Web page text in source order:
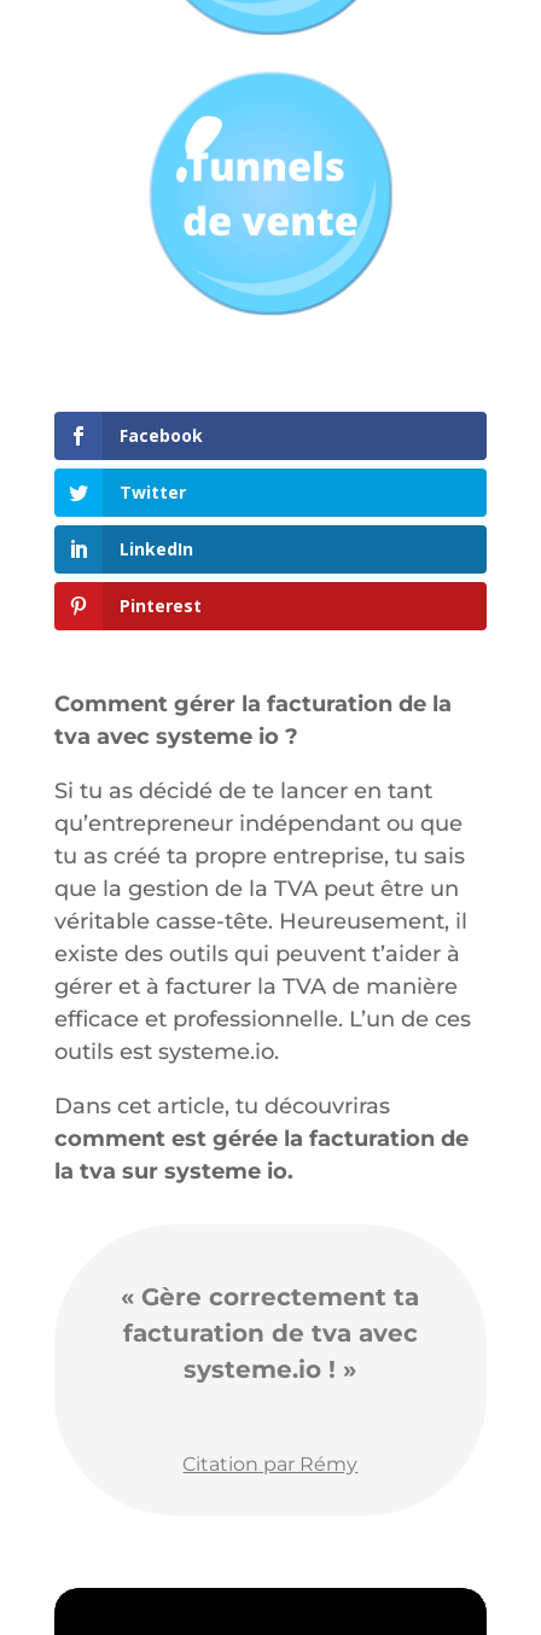
Facebook
Twitter
LinkedIn
Pinterest
Comment gérer la facturation de la
tva avec systeme io ?
Si tu as décidé de te lancer en tant
qu’entrepreneur indépendant ou que
tu as créé ta propre entreprise, tu sais
que la gestion de la TVA peut être un
véritable casse-tête. Heureusement, il
existe des outils qui peuvent t’aider à
gérer et à facturer la TVA de manière
efficace et professionnelle. L’un de ces
outils est systeme.io.
Dans cet article, tu découvriras
comment est gérée la facturation de
la tva sur systeme io.
« Gère correctement ta
facturation de tva avec
systeme.io ! »
Citation par Rémy